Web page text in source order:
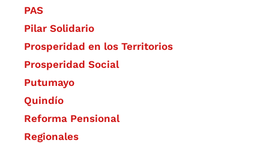
PAS
Pilar Solidario
Prosperidad en los Territorios
Prosperidad Social
Putumayo
Quindío
Reforma Pensional
Regionales